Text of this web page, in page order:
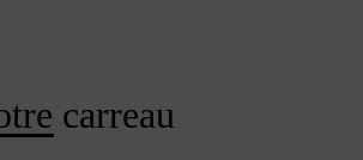
carreau